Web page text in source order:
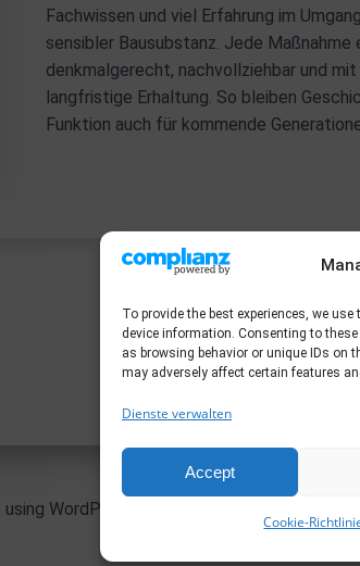
To provide the best experiences, we
device information. Consenting to
as browsing behavior or unique IDs on
may adversely affect certain features
Dienste verwalten
Accept
Cookie-
Fachwissen und viel Erfahrung im
sensibler Bausubstanz. Jede
denkmalgerecht, nachvollziehbar und
langfristige Erhaltung. So bleiben
Funktion auch für kommende
WordPress and